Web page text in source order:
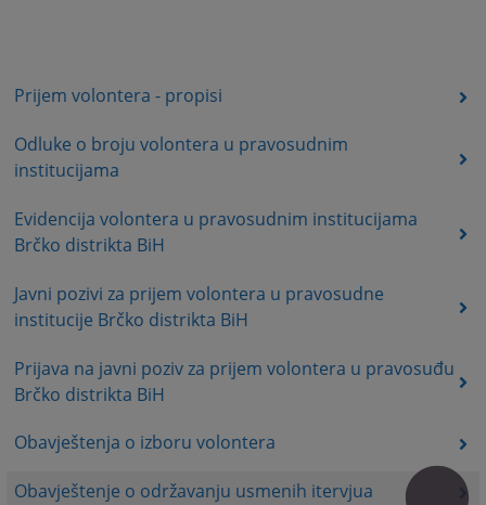
Prijem volontera - propisi
Odluke o broju volontera u pravosudnim
institucijama
Evidencija volontera u pravosudnim institucijama
Brčko distrikta BiH
Javni pozivi za prijem volontera u pravosudne
institucije Brčko distrikta BiH
Prijava na javni poziv za prijem volontera u pravosuđu
Brčko distrikta BiH
Obavještenja o izboru volontera
Obavještenje o održavanju usmenih itervjua